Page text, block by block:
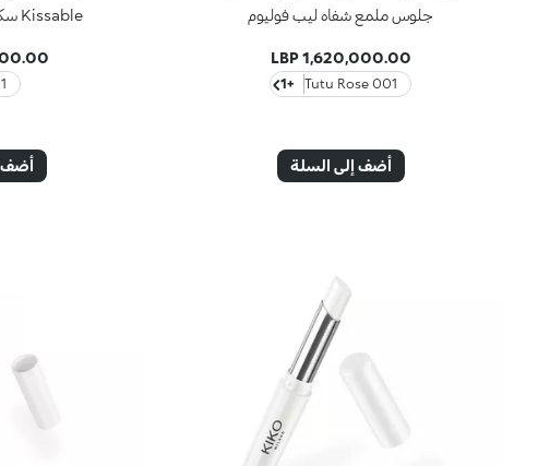
جلوس ملمع شفاه ليب فوليوم
1,620,000.00 LBP
001 Tutu Rose
+1
أضف إلى السلة
Kissable سكراب الشفاه المُنعّم
LBP
أضف